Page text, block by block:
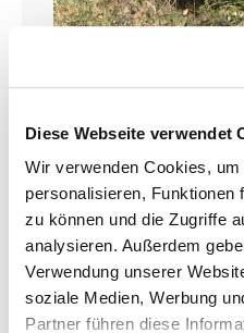
Diese Webseite verwendet
Wir verwenden Cookies,
personalisieren, Funktionen
zu können und die Zugriffe
analysieren. Außerdem
Verwendung unserer
soziale Medien, Werbung
Partner führen diese
Grösse: 10 - 15 cm
Sie können bereits